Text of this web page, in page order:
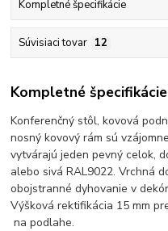
Kompletné špecifikácie
Súvisiaci tovar 12
Kompletné špecifikácie
Konferenčný stôl, kovová
nosný kovový rám sú
vytvárajú jeden pevný celok,
alebo sivá RAL9022. Vrchná
obojstranné dyhovanie v
Výšková rektifikácia 15 mm
na podlahe.